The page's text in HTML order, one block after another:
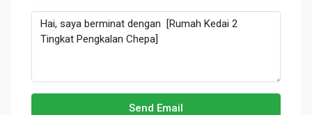
Send Email